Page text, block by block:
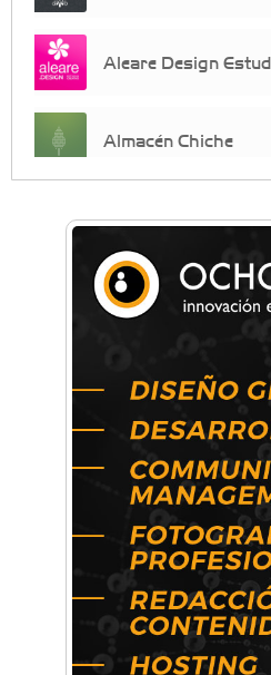
Aleare Design
Almacén Chiche
crecimiento
Arq. Horacio
Artística
Artística Veral
BAIC Ramos Mejía